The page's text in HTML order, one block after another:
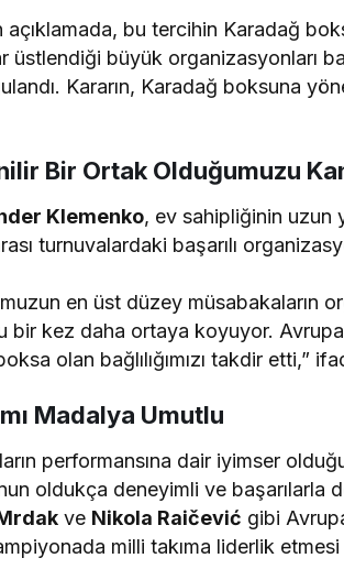
açıklamada, bu tercihin Karadağ
üstlendiği büyük organizasyonları
Kararın, Karadağ boksuna
Bir Ortak Olduğumuzu
Klemenko, ev sahipliğinin uzun
turnuvalardaki başarılı
en üst düzey müsabakaların
bir kez daha ortaya koyuyor.
olan bağlılığımızı takdir etti,”
Madalya Umutlu
performansına dair iyimser
oldukça deneyimli ve başarılarla
ve Nikola Raičević gibi
milli takıma liderlik